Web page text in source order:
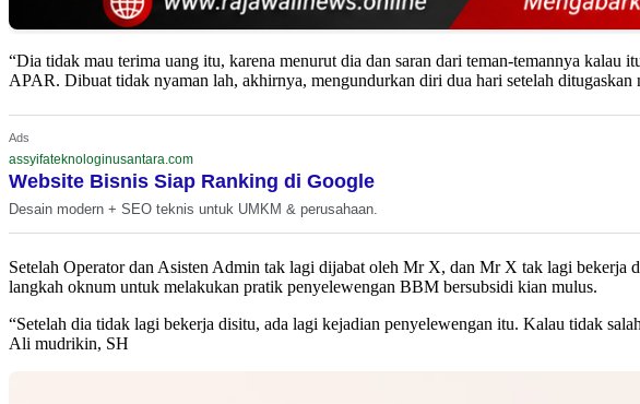
“Dia tidak mau terima uang itu, karena menurut dia dan saran dari teman-temannya
APAR. Dibuat tidak nyaman lah, akhirnya, mengundurkan diri dua hari setelah ditugaskan
Ads
assyifateknologinusantara.com
Website Bisnis Siap Ranking di Google
Desain modern + SEO teknis untuk UMKM & perusahaan.
Setelah Operator dan Asisten Admin tak lagi dijabat oleh Mr X, dan Mr X tak lagi
langkah oknum untuk melakukan pratik penyelewengan BBM bersubsidi kian mulus.
“Setelah dia tidak lagi bekerja disitu, ada lagi kejadian penyelewengan itu. Kalau tidak
Ali mudrikin, SH